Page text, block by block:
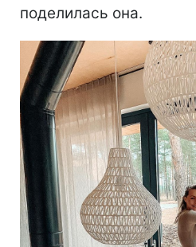
поделилась она.